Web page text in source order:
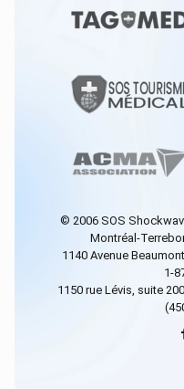
© 2006 SOS
Montréal-
1140 Avenue
1-
1150 rue Lévis, suite